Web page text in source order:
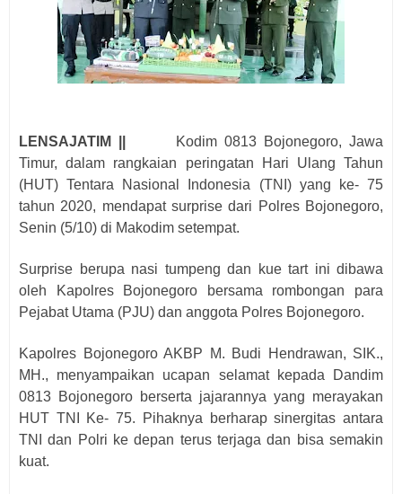
LENSAJATIM ||
Kodim 0813 Bojonegoro, Jawa
Timur, dalam rangkaian peringatan Hari Ulang Tahun
(HUT) Tentara Nasional Indonesia (TNI) yang ke- 75
tahun 2020, mendapat surprise dari Polres Bojonegoro,
Senin (5/10) di Makodim setempat.
Surprise berupa nasi tumpeng dan kue tart ini dibawa
oleh Kapolres Bojonegoro bersama rombongan para
Pejabat Utama (PJU) dan anggota Polres Bojonegoro.
Kapolres Bojonegoro AKBP M. Budi Hendrawan, SIK.,
MH., menyampaikan ucapan selamat kepada Dandim
0813 Bojonegoro berserta jajarannya yang merayakan
HUT TNI Ke- 75. Pihaknya berharap sinergitas antara
TNI dan Polri ke depan terus terjaga dan bisa semakin
kuat.